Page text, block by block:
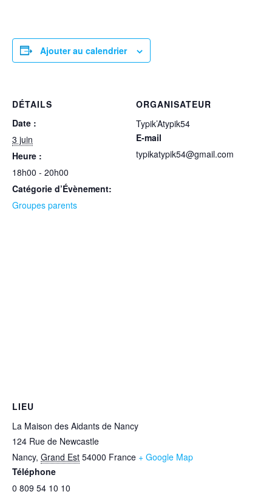
Ajouter au calendrier
DÉTAILS
Date :
3 juin
Heure :
18h00 - 20h00
Catégorie d’Évènement:
Groupes parents
ORGANISATEUR
Typik’Atypik54
E-mail
typikatypik54@gmail.com
LIEU
La Maison des Aidants de Nancy
124 Rue de Newcastle
Nancy, Grand Est 54000 France + Google Map
Téléphone
0 809 54 10 10